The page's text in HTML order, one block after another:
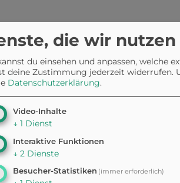
eine ausgewiesene
Fläche befindet sich
groß. Sie ist ein
Möglichkeit bietet, ohne Leine
die wir
du einsehen und anpassen, welche
deine Zustimmung jederzeit widerrufen.
Datenschutzerklärung.
Video-Inhalte
↓ 1 Dienst
Interaktive Funktionen
↓ 2 Dienste
Besucher-Statistiken (immer erforderlich)